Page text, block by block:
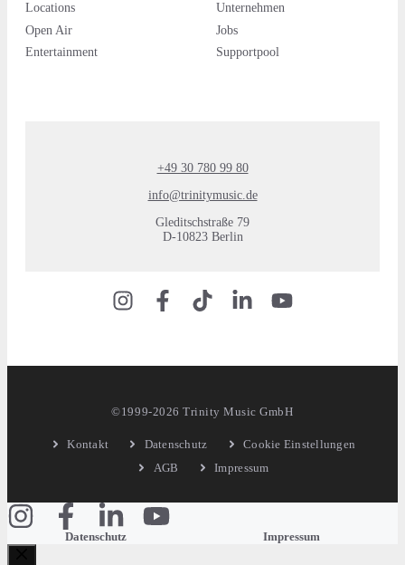
Locations
Open Air
Entertainment
Unternehmen
Jobs
Supportpool
+49 30 780 99 80
info@trinitymusic.de
Gleditschstraße 79
D-10823 Berlin
©1999-2026 Trinity Music GmbH
Kontakt Datenschutz
Cookie Einstellungen
AGB
Impressum
Datenschutz Impressum